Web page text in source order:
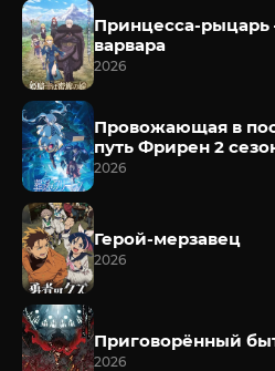
Принцесса-рыцарь
варвара
2026
Провожающая в
путь Фрирен 2
2026
Герой-мерзавец
2026
Приговорённый
2026